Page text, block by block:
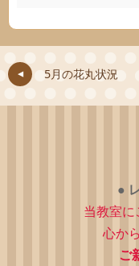
5月の花丸状況
●
当教室に
心か
ご